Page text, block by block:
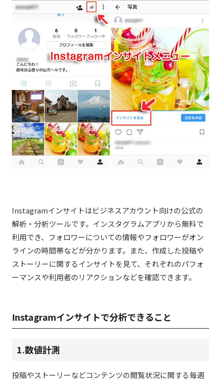
Instagramインサイトはビジネスアカウント向けの公式の
解析・分析ツールです。インスタグラムアプリから無料で
利用でき、フォロワーについての情報やフォロワーがオン
ラインの時間帯などが分かります。また、作成した投稿や
ストーリーに関するインサイトを見て、それぞれのパフォ
ーマンスや利用者のリアクションなどを確認できます。
Instagramインサイトで分析できること
1.数値計測
投稿やストーリーなどコンテンツの閲覧状況に関する毎週